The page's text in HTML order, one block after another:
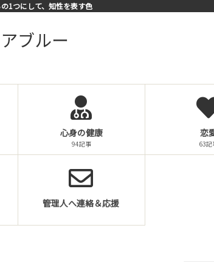
1つにして、知性を表す色
ブルー
心身の健康
94記事
恋
63記
管理人へ連絡＆応援